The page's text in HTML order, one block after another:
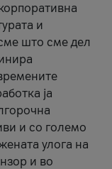
и
што сме дел
ја
и со големо
улога на
и во